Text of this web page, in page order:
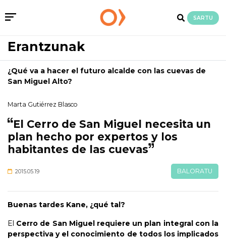
SARTU
Erantzunak
¿Qué va a hacer el futuro alcalde con las cuevas de
San Miguel Alto?
Marta Gutiérrez Blasco
El Cerro de San Miguel necesita un
plan hecho por expertos y los
habitantes de las cuevas
2015.05.19 BALORATU
Buenas tardes Kane, ¿qué tal?
El Cerro de San Miguel requiere un plan integral con la
perspectiva y el conocimiento de todos los implicados